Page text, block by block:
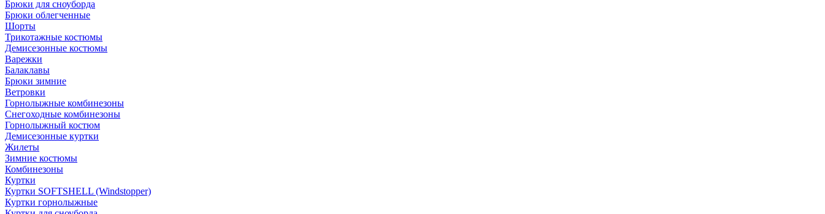
Брюки для сноуборда
Брюки облегченные
Шорты
Трикотажные костюмы
Демисезонные костюмы
Варежки
Балаклавы
Брюки зимние
Ветровки
Горнолыжные комбинезоны
Снегоходные комбинезоны
Горнолыжный костюм
Демисезонные куртки
Жилеты
Зимние костюмы
Комбинезоны
Куртки
Куртки SOFTSHELL (Windstopper)
Куртки горнолыжные